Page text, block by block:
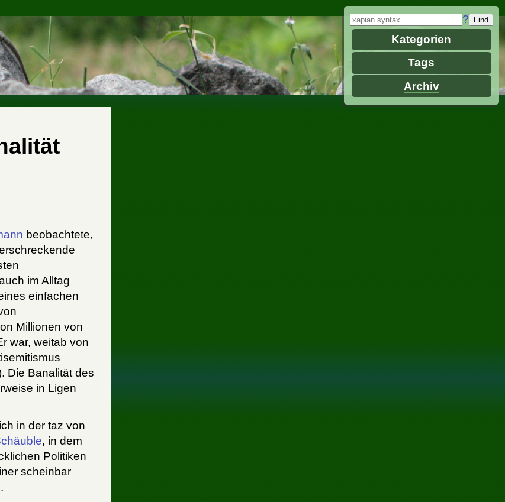
beobachtete,
im Alltag
einfachen
Millionen von
war, weitab von
Die Banalität des
in Ligen
in der taz von
, in dem
Politiken
scheinbar
?
Kategorien
Tags
Archiv